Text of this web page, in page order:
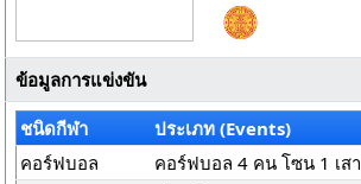
ข้อมูลการแข่งขัน
ชนิดกีฬา
ประเภท (Events)
คอร์ฟบอล
คอร์ฟบอล 4 คน โซน 1 เสา